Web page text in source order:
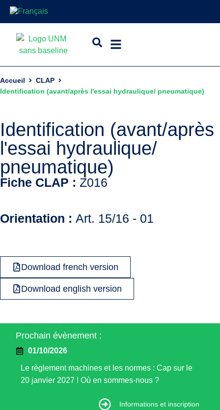
Accueil
CLAP
Identification (avant/après l'essai hydraulique/ pneumatique)
Identification (avant/après
l'essai hydraulique/
pneumatique)
Fiche CLAP : Z016
Orientation : Art. 15/16 - 01
Download french version
Download english version
Prochain évènement :
01/10/2026
Le règlement machines et les normes : Cap sur le
20 janvier 2027 ! Où en sommes-nous ?
Informations et inscription